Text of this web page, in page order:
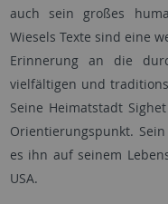
auch sein großes
Wiesels Texte sind eine
Erinnerung an die
vielfältigen und
Seine Heimatstadt
Orientierungspunkt.
es ihn auf seinem
USA.